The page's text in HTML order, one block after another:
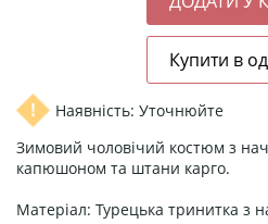
Наявність: Уточнюйте
Зимовий чоловічий костюм з
капюшоном та штани карго.
Матеріал: Турецька тринитка з